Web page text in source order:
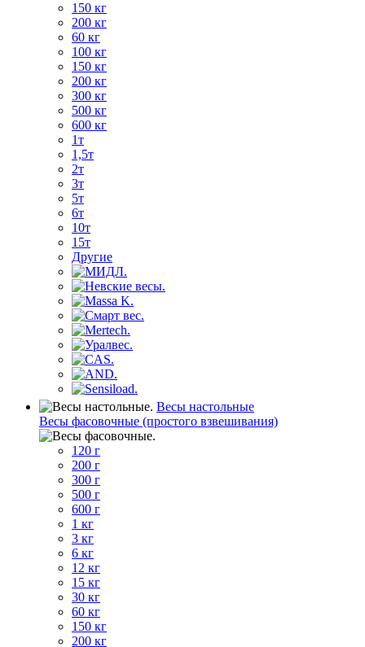
150 кг
200 кг
60 кг
100 кг
150 кг
200 кг
300 кг
500 кг
600 кг
1т
1,5т
2т
3т
5т
6т
10т
15т
Другие
Весы настольные
Весы фасовочные (простого взвешивания)
120 г
200 г
300 г
500 г
600 г
1 кг
3 кг
6 кг
12 кг
15 кг
30 кг
60 кг
150 кг
200 кг